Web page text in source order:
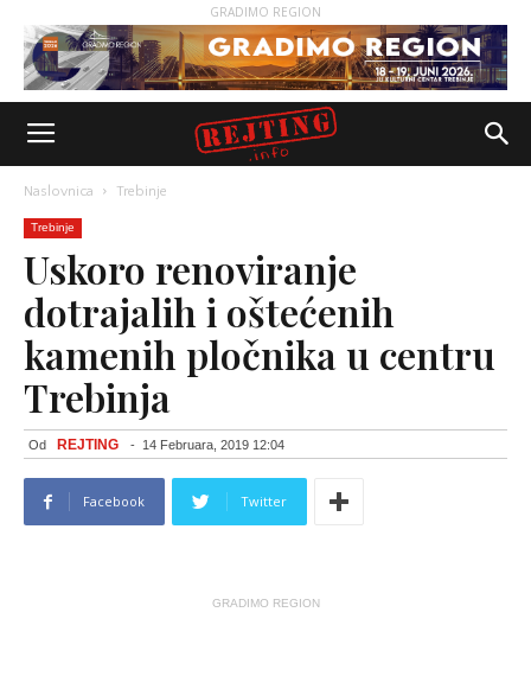
GRADIMO REGION
Naslovnica Trebinje
Trebinje
Uskoro renoviranje
dotrajalih i oštećenih
kamenih pločnika u centru
Trebinja
Od REJTING - 14 Februara, 2019 12:04
Facebook Twitter
GRADIMO REGION